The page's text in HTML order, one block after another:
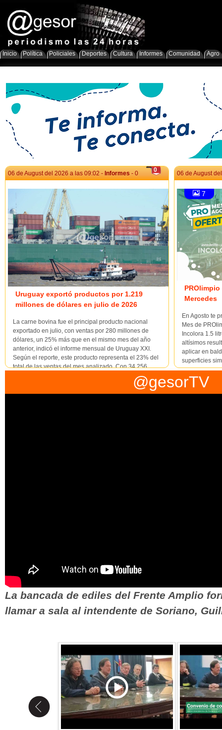
Inicio Política Policiales Deportes Cultura Informes Comunidad Agro
0
06 de August del 2026 a las 09:02 - Informes - 0
Uruguay exportó productos por 1.219
millones de dólares en julio de 2026
La carne bovina fue el principal producto nacional
exportado en julio, con ventas por 280 millones de
dólares, un 25% más que en el mismo mes del año
anterior, indicó el informe mensual de Uruguay XXI.
Según el reporte, este producto representa el 23% del
total de las ventas del mes analizado. Con 34.256
06 de August
7
Mercedes
En Agosto te
Mes de
Incolora 1.5
altísimos
aplicar en
superficies
@gesorTV
La bancada de ediles del Frente Amplio
llamar a sala al intendente de Soriano,